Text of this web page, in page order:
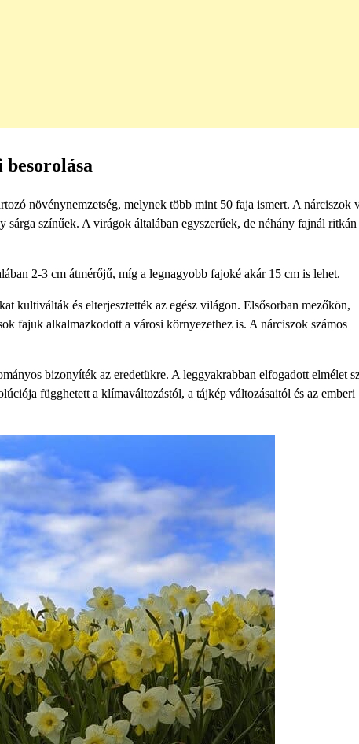
növénynemzetség, melynek több mint 50 faja ismert. A nárciszok
sárga színűek. A virágok általában egyszerűek, de néhány fajnál
2-3 cm átmérőjű, míg a legnagyobb fajoké akár 15 cm is lehet.
kultiválták és elterjesztették az egész világon. Elsősorban mezőkön,
fajuk alkalmazkodott a városi környezethez is. A nárciszok számos
bizonyíték az eredetükre. A leggyakrabban elfogadott elmélet
függhetett a klímaváltozástól, a tájkép változásaitól és az emberi